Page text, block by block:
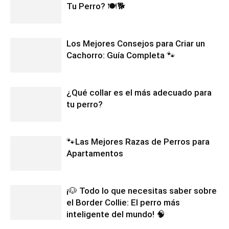
Tu Perro? 🍽️🐕
Los Mejores Consejos para Criar un
Cachorro: Guía Completa 🐾
¿Qué collar es el más adecuado para
tu perro?
🐾Las Mejores Razas de Perros para
Apartamentos
¡🐶 Todo lo que necesitas saber sobre
el Border Collie: El perro más
inteligente del mundo! 🧠